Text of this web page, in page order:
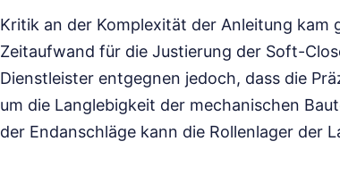
Kritik an der Komplexität der Anleitung kam
Zeitaufwand für die Justierung der Soft-
Dienstleister entgegnen jedoch, dass die
um die Langlebigkeit der mechanischen
der Endanschläge kann die Rollenlager der